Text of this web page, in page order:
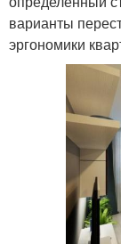
варианты
эргономики